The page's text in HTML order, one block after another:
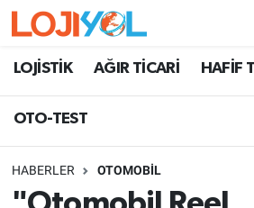
LOJİSTİK AĞIR TİCARİ HAFİF
OTO-TEST
HABERLER OTOMOBİL
OTO-TEST